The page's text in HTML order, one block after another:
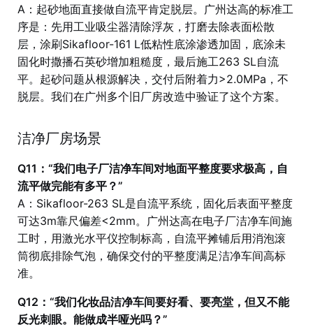
A：起砂地面直接做自流平肯定脱层。广州达高的标准工
序是：先用工业吸尘器清除浮灰，打磨去除表面松散
层，涂刷Sikafloor-161 L低粘性底涂渗透加固，底涂未
固化时撒播石英砂增加粗糙度，最后施工263 SL自流
平。起砂问题从根源解决，交付后附着力>2.0MPa，不
脱层。我们在广州多个旧厂房改造中验证了这个方案。
洁净厂房场景
Q11：“我们电子厂洁净车间对地面平整度要求极高，自
流平做完能有多平？”
A：Sikafloor-263 SL是自流平系统，固化后表面平整度
可达3m靠尺偏差<2mm。广州达高在电子厂洁净车间施
工时，用激光水平仪控制标高，自流平摊铺后用消泡滚
筒彻底排除气泡，确保交付的平整度满足洁净车间高标
准。
Q12：“我们化妆品洁净车间要好看、要亮堂，但又不能
反光刺眼。能做成半哑光吗？”